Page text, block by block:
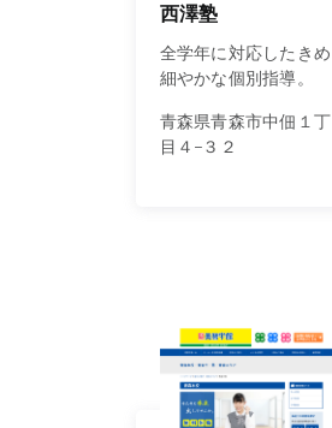
西澤塾
全学年に対応したきめ
細やかな個別指導。
青森県青森市中佃１丁
目４−３２